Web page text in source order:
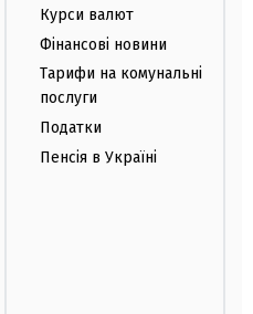
Курси валют
Фінансові новини
Тарифи на комунальні
послуги
Податки
Пенсія в Україні